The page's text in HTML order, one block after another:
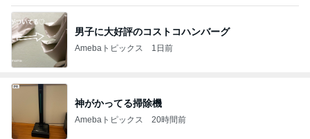
男子に大好評のコストコハンバーグ
Amebaトピックス 1日前
神がかってる掃除機
Amebaトピックス 20時間前